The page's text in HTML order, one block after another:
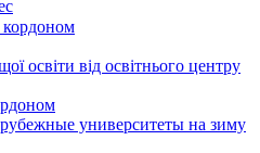
кордоном
освіти від освітнього центру
университеты на зиму